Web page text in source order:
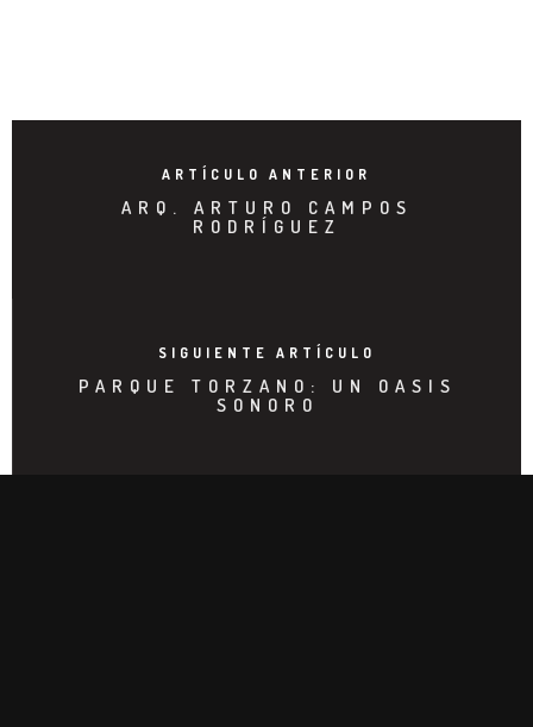
ARTÍCULO ANTERIOR
ARQ. ARTURO CAMPOS
RODRÍGUEZ
SIGUIENTE ARTÍCULO
PARQUE TORZANO: UN OASIS
SONORO